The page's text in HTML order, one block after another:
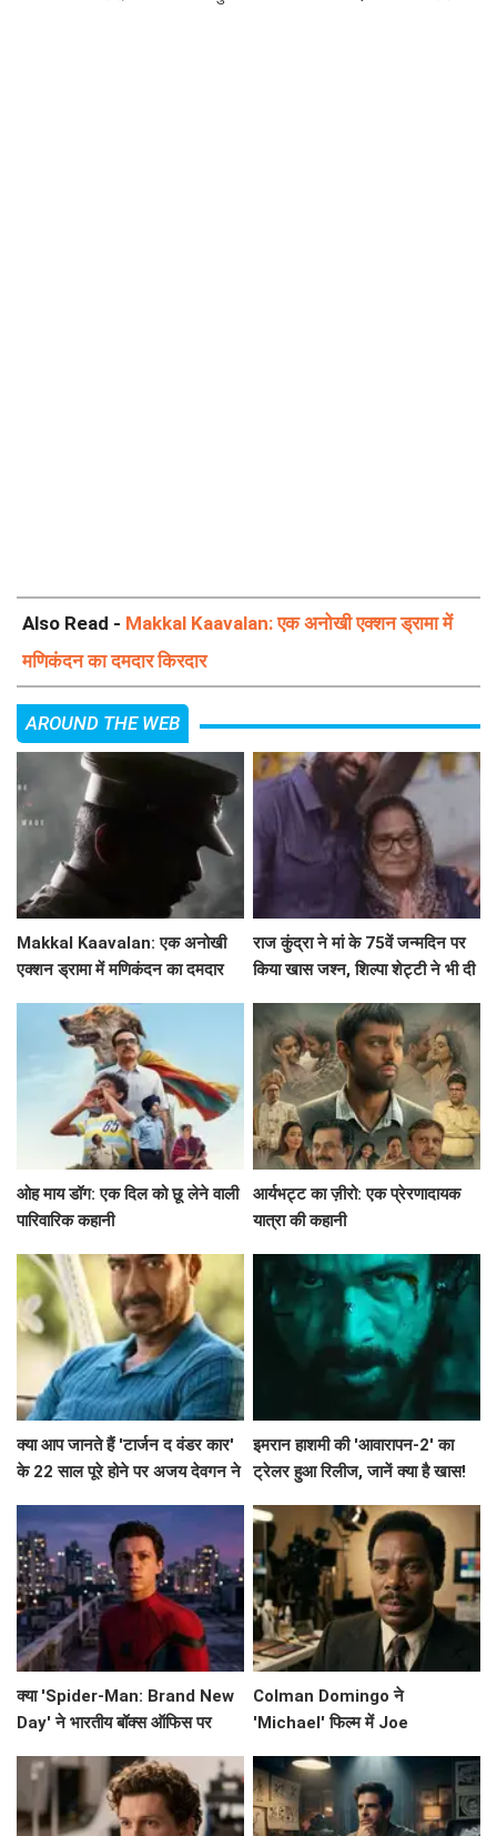
Also Read - Makkal Kaavalan: एक अनोखी एक्शन ड्रामा में
मणिकंदन का दमदार किरदार
AROUND THE WEB
Makkal Kaavalan: एक अनोखी
एक्शन ड्रामा में मणिकंदन का दमदार
राज कुंद्रा ने मां के 75वें जन्मदिन पर
किया खास जश्न, शिल्पा शेट्टी ने भी दी
ओह माय डॉग: एक दिल को छू लेने वाली
पारिवारिक कहानी
आर्यभट्ट का ज़ीरो: एक प्रेरणादायक
यात्रा की कहानी
क्या आप जानते हैं 'टार्जन द वंडर कार'
के 22 साल पूरे होने पर अजय देवगन ने
इमरान हाशमी की 'आवारापन-2' का
ट्रेलर हुआ रिलीज, जानें क्या है खास!
क्या 'Spider-Man: Brand New
Day' ने भारतीय बॉक्स ऑफिस पर
Colman Domingo ने
'Michael' फिल्म में Joe
की कड़ी मेहनत